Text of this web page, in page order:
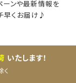
ーンや最新情報を
早くお届け♪
いたします！
く